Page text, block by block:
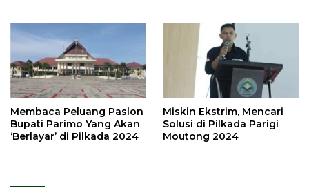
Membaca Peluang Paslon
Bupati Parimo Yang Akan
‘Berlayar’ di Pilkada 2024
Miskin Ekstrim, Mencari
Solusi di Pilkada Parigi
Moutong 2024